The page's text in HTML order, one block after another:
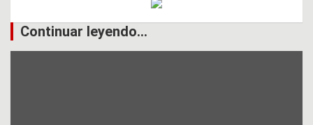
Continuar leyendo...